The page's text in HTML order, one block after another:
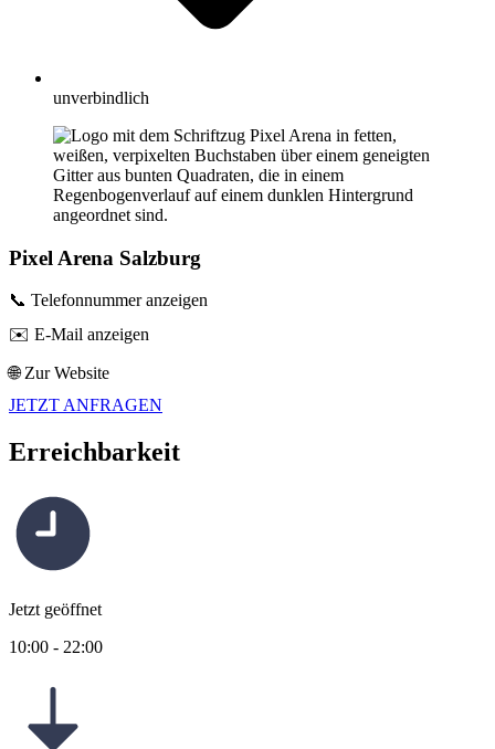
unverbindlich
Pixel Arena Salzburg
📞 Telefonnummer anzeigen
✉️ E-Mail anzeigen
🌐 Zur Website
JETZT ANFRAGEN
Erreichbarkeit
Jetzt geöffnet
10:00 - 22:00